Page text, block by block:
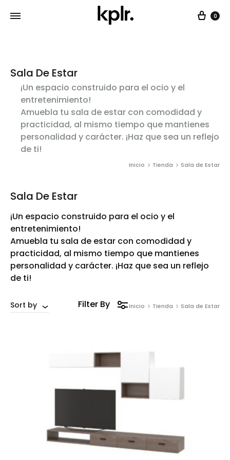
0
Sala De Estar
¡Un espacio construido para el ocio y el
entretenimiento!
Amuebla tu sala de estar con comodidad y
practicidad, al mismo tiempo que mantienes
personalidad y carácter. ¡Haz que sea un reflejo
de ti!
Inicio Tienda Sala de Estar
Sala De Estar
¡Un espacio construido para el ocio y el
entretenimiento!
Amuebla tu sala de estar con comodidad y
practicidad, al mismo tiempo que mantienes
personalidad y carácter. ¡Haz que sea un reflejo
de ti!
Inicio Tienda Sala de Estar
Sort by Filter By